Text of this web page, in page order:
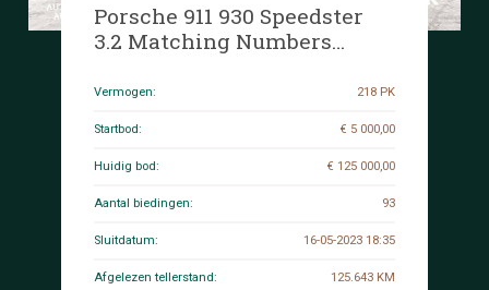
Porsche 911 930 Speedster
3.2 Matching Numbers
Vermogen: 218 PK
Startbod: € 5 000,00
Huidig bod: € 125 000,00
Aantal biedingen: 93
Sluitdatum: 16-05-2023 18:35
Afgelezen tellerstand: 125.643 KM